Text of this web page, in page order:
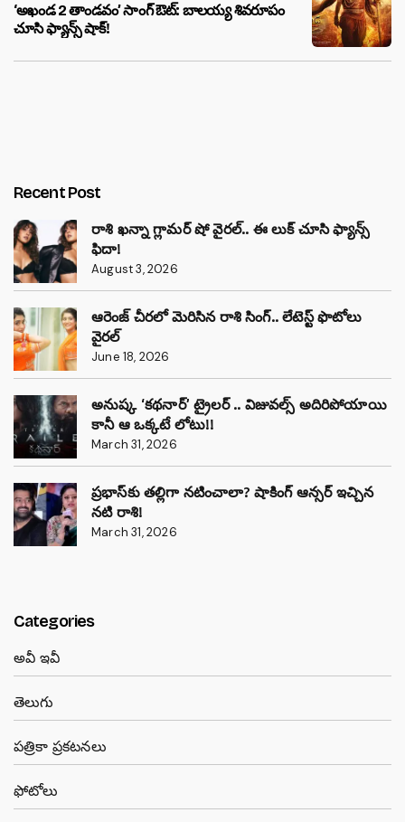
‘అఖండ 2 తాండవం’ సాంగ్ ఔట్: బాలయ్య శివరూపం
చూసి ఫ్యాన్స్ షాక్!
Recent Post
రాశి ఖన్నా గ్లామర్ షో వైరల్.. ఈ లుక్ చూసి ఫ్యాన్స్
ఫిదా!
August 3, 2026
ఆరెంజ్ చీరలో మెరిసిన రాశి సింగ్.. లేటెస్ట్ ఫొటోలు
వైరల్
June 18, 2026
అనుష్క ‘కథనార్’ ట్రైలర్ .. విజువల్స్ అదిరిపోయాయి
కానీ ఆ ఒక్కటే లోటు!!
March 31, 2026
ప్రభాస్‌కు తల్లిగా నటించాలా? షాకింగ్ ఆన్సర్ ఇచ్చిన
నటి రాశి!
March 31, 2026
Categories
అవీ ఇవీ
తెలుగు
పత్రికా ప్రకటనలు
ఫోటోలు